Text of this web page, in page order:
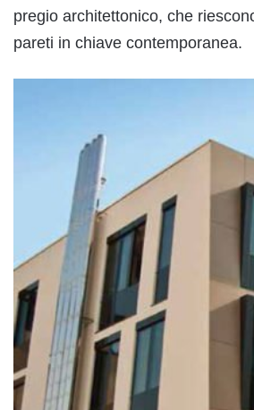
pregio architettonico, che
pareti in chiave contemporanea.